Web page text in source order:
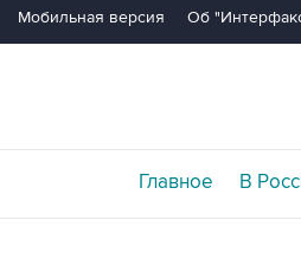
Мобильная версия Об
Главное В